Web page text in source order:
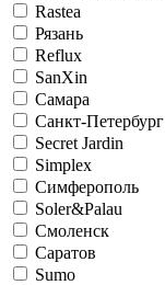
Rastea
Рязань
Reflux
SanXin
Самара
Санкт-Петербург
Secret Jardin
Simplex
Симферополь
Soler&Palau
Смоленск
Саратов
Sumo